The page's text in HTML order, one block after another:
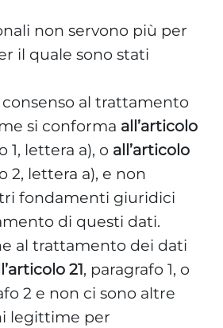
non servono più per
il quale sono stati
consenso al trattamento
si conforma all’articolo
1, lettera a), o all’articolo
2, lettera a), e non
fondamenti giuridici
di questi dati.
al trattamento dei dati
21, paragrafo 1, o
2 e non ci sono altre
legittime per